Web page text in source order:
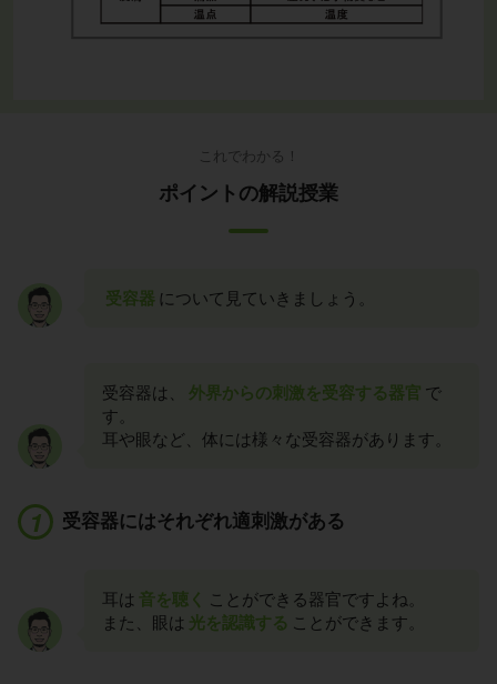
これでわかる！
ポイントの解説授業
受容器 について見ていきましょう。
受容器は、 外界からの刺激を受容する器官 で
す。
耳や眼など、体には様々な受容器があります。
受容器にはそれぞれ適刺激がある
耳は 音を聴く
ことができる器官ですよね。
また、眼は 光を認識する ことができます。